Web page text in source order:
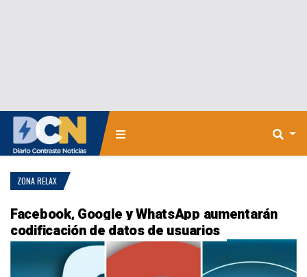
ZONA RELAX
Facebook, Google y WhatsApp aumentarán
codificación de datos de usuarios